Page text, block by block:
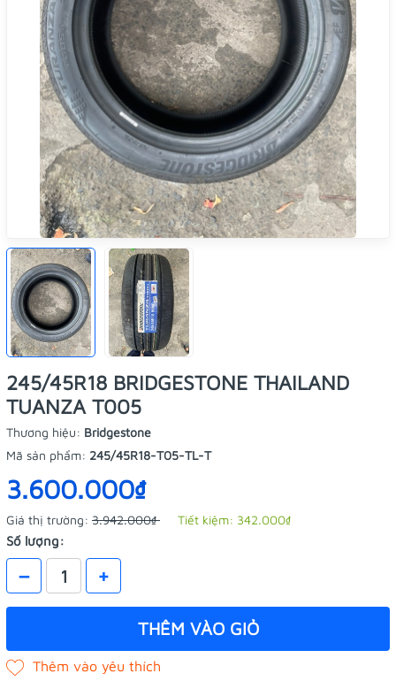
245/45R18 BRIDGESTONE THAILAND
TUANZA T005
Thương hiệu: Bridgestone
Mã sản phẩm: 245/45R18-T05-TL-T
3.600.000₫
Giá thị trường: 3.942.000₫ Tiết kiệm: 342.000₫
Số lượng:
– +
THÊM VÀO GIỎ